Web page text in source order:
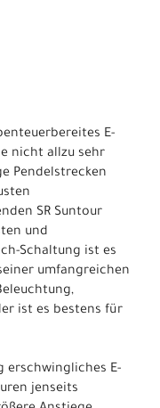
E-
nicht allzu sehr
Pendelstrecken
SR Suntour
und
Schaltung ist es
umfangreichen
ist es bestens für
erschwingliches E-
jenseits